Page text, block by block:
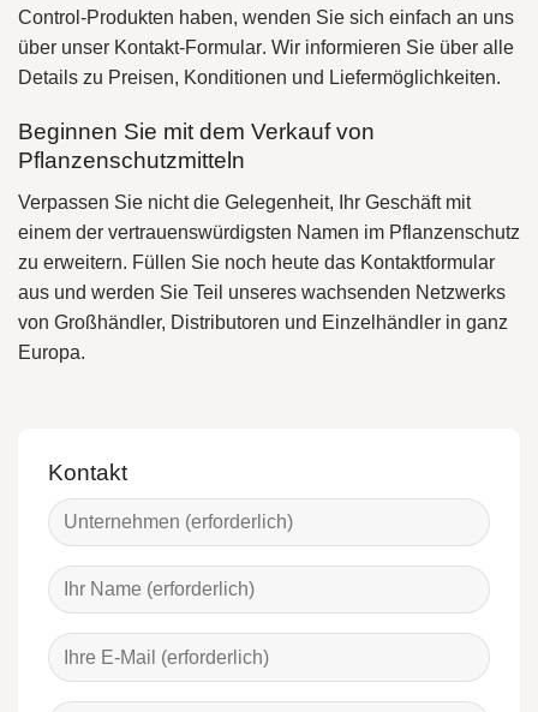
Control-Produkten haben, wenden Sie sich einfach an uns
über unser Kontakt-Formular. Wir informieren Sie über alle
Details zu Preisen, Konditionen und Liefermöglichkeiten.
Beginnen Sie mit dem Verkauf von
Pflanzenschutzmitteln
Verpassen Sie nicht die Gelegenheit, Ihr Geschäft mit
einem der vertrauenswürdigsten Namen im Pflanzenschutz
zu erweitern. Füllen Sie noch heute das Kontaktformular
aus und werden Sie Teil unseres wachsenden Netzwerks
von Großhändler, Distributoren und Einzelhändler in ganz
Europa.
Kontakt